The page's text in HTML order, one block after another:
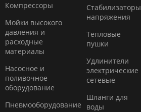
Компресcоры
Мойки высокого
давления и
расходные
материалы
Насосное и
поливочное
оборудование
Пневмооборудование
Стабилизаторы
напряжения
Тепловые
пушки
Удлинители
электрические
сетевые
Шланги для
воды